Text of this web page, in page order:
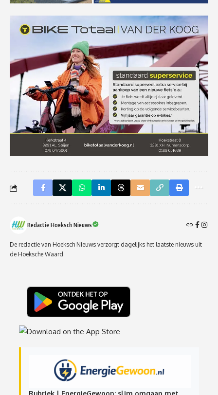
Redactie Hoeksch Nieuws
De redactie van Hoeksch Nieuws verzorgt dagelijks het laatste nieuws uit
de Hoeksche Waard.